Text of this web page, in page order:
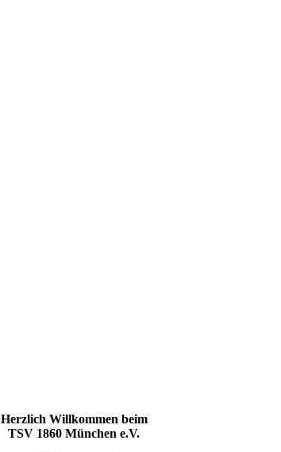
Herzlich Willkommen beim
TSV 1860 München e.V.